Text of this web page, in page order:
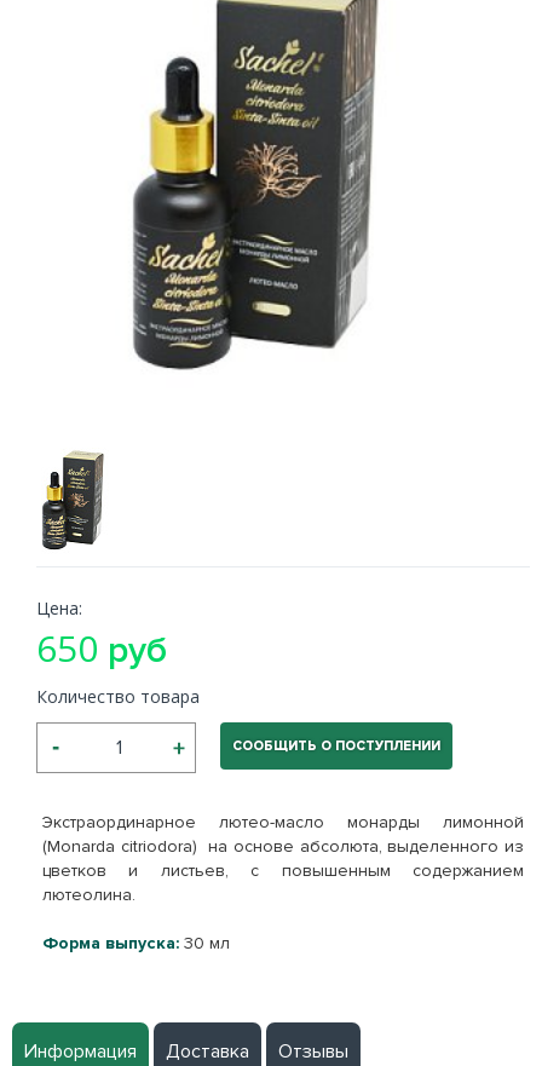
Экстраординарное лютео-масло монарды лимонной
(Monarda citriodora) на основе абсолюта, выделенного из
цветков и листьев, с повышенным содержанием
лютеолина.
Форма выпуска: 30 мл
Цена:
650 руб
Количество товара
СООБЩИТЬ О ПОСТУПЛЕНИИ
Информация Доставка Отзывы